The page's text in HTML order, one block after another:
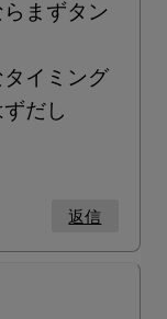
まずタン
イミング
だし
返信